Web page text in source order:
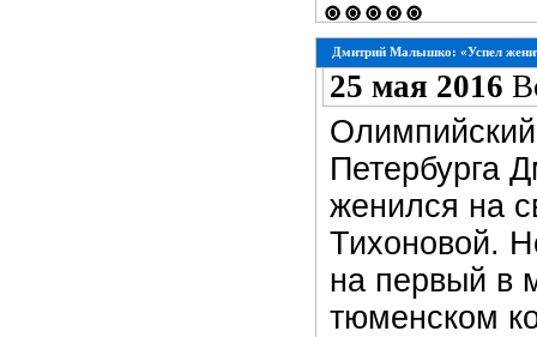
Дмитрий Малышко: «Успел
25 мая 2016
Петербурга
женился на
Тихоновой.
на первый в
тюменском